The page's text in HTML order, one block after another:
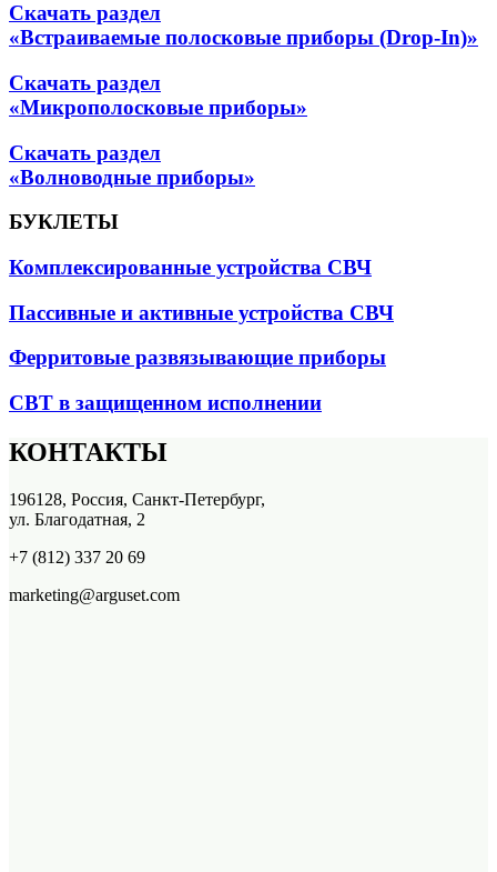
Скачать раздел
«Встраиваемые полосковые приборы (Drop-In)»
Скачать раздел
«Микрополосковые приборы»
Скачать раздел
«Волноводные приборы»
БУКЛЕТЫ
Комплексированные устройства СВЧ
Пассивные и активные устройства СВЧ
Ферритовые развязывающие приборы
СВТ в защищенном исполнении
КОНТАКТЫ
196128, Россия, Санкт-Петербург,
ул. Благодатная, 2
+7 (812) 337 20 69
marketing@arguset.com